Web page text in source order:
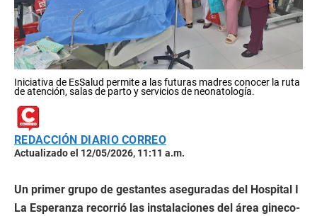
Iniciativa de EsSalud permite a las futuras madres conocer la ruta
de atención, salas de parto y servicios de neonatología.
REDACCIÓN DIARIO CORREO
Actualizado el 12/05/2026, 11:11 a.m.
Un primer grupo de gestantes aseguradas del Hospital I
La Esperanza recorrió las instalaciones del área gineco-